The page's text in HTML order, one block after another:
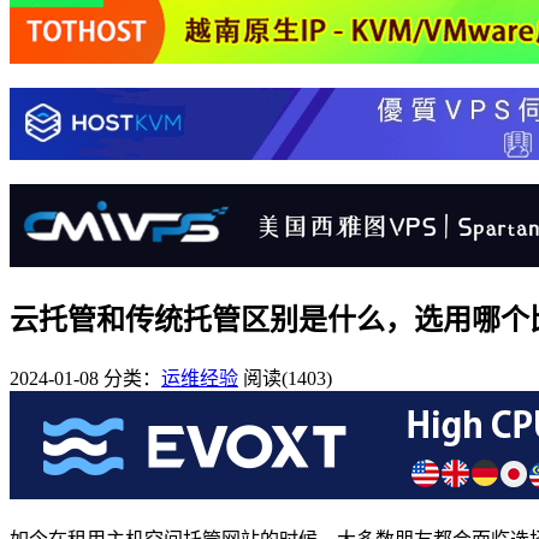
云托管和传统托管区别是什么，选用哪个
2024-01-08 分类： 运维经验 阅读(1403)